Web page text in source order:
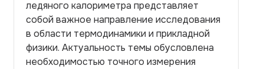
ледяного калориметра представляет
собой важное направление исследования
в области термодинамики и прикладной
физики. Актуальность темы обусловлена
необходимостью точного измерения